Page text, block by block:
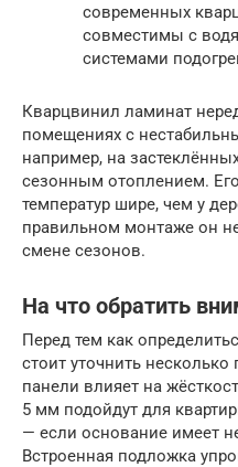
современных
совместимы с
системами
Кварцвинил ламинат
помещениях с
например, на
сезонным отоплением.
температур шире, чем у
правильном монтаже он
смене сезонов.
На что обратить
Перед тем как
стоит уточнить
панели влияет на
5 мм подойдут для
— если основание имеет
Встроенная подложка